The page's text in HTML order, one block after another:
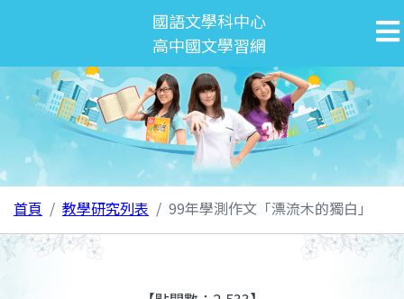
國語文學科中心
高中國文學習網
首頁 教學研究列表 99年學測作文「漂流木的獨白」